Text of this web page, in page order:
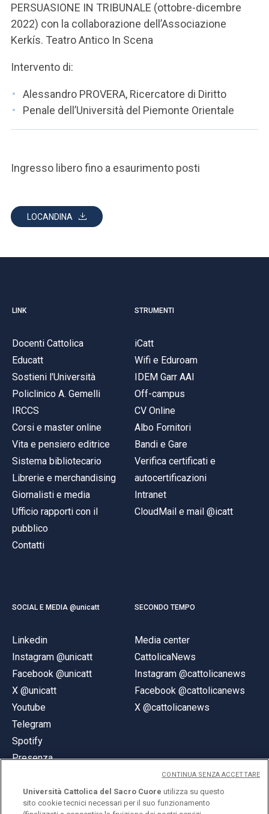
PERSUASIONE IN TRIBUNALE (ottobre-dicembre
2022) con la collaborazione dell’Associazione
Kerkís. Teatro Antico In Scena
Intervento di:
Alessandro PROVERA, Ricercatore di Diritto
Penale dell’Università del Piemonte Orientale
Ingresso libero fino a esaurimento posti
LOCANDINA
LINK
Docenti Cattolica
Educatt
Sostieni l'Università
Policlinico A. Gemelli
IRCCS
Corsi e master online
Vita e pensiero editrice
Sistema bibliotecario
Librerie e merchandising
Giornalisti e media
Ufficio rapporti con il
pubblico
Contatti
STRUMENTI
iCatt
Wifi e Eduroam
IDEM Garr AAI
Off-campus
CV Online
Albo Fornitori
Bandi e Gare
Verifica certificati e
autocertificazioni
Intranet
CloudMail e mail @icatt
SOCIAL E MEDIA @unicatt
Linkedin
Instagram @unicatt
Facebook @unicatt
X @unicatt
Youtube
Telegram
Spotify
Presenza
SECONDO TEMPO
Media center
CattolicaNews
Instagram @cattolicanews
Facebook @cattolicanews
X @cattolicanews
Università Cattolica del Sacro Cuore utilizza su questo
sito cookie tecnici necessari per il suo funzionamento
CONTINUA SENZA ACCETTARE